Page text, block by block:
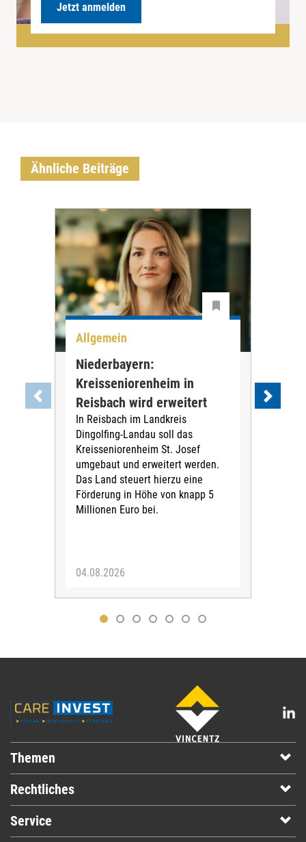
Jetzt anmelden
Ähnliche Beiträge
Allgemein
Niederbayern:
Kreisseniorenheim in
Reisbach wird erweitert
In Reisbach im Landkreis
Dingolfing-Landau soll das
Kreisseniorenheim St. Josef
umgebaut und erweitert werden.
Das Land steuert hierzu eine
Förderung in Höhe von knapp 5
Millionen Euro bei.
04.08.2026
Themen
Rechtliches
Service